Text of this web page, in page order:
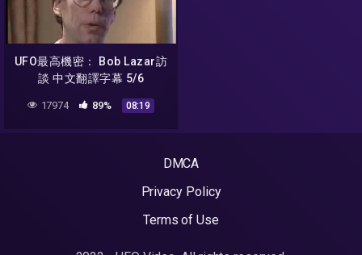
UFO最高機密： Bob Lazar訪
談 中文翻譯字幕 5/6
17974 89% 08:19
DMCA
Privacy Policy
Terms of Use